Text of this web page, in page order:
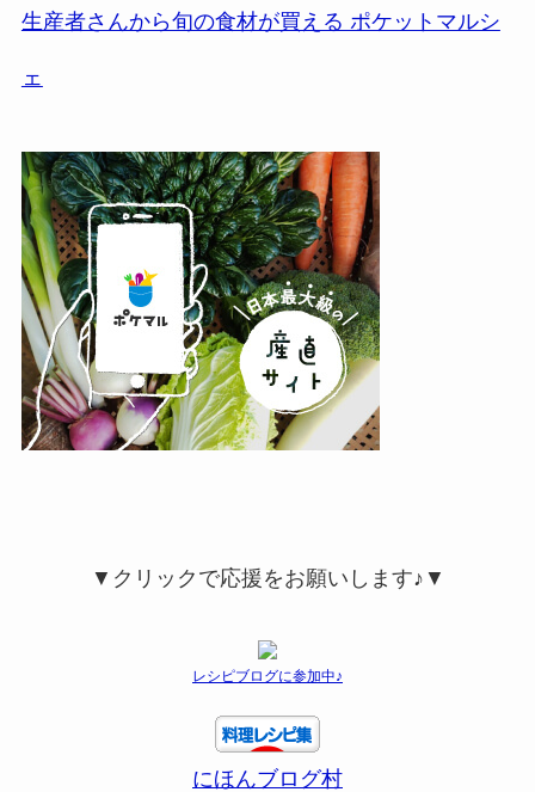
生産者さんから旬の食材が買える ポケットマルシ
ェ
▼クリックで応援をお願いします♪▼
レシピブログに参加中♪
にほんブログ村